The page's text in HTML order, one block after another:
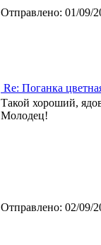
Отправлено: 01/09/
Re: Поганка
Такой хороший,
Молодец!
Отправлено: 02/09/